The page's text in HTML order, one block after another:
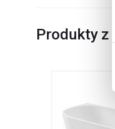
Produkty z